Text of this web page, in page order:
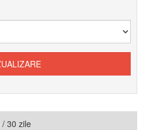
30 zile